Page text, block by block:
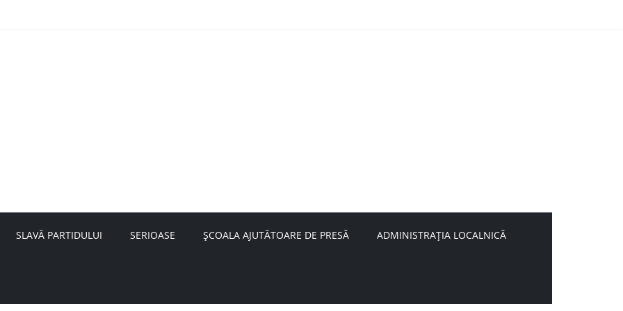
SLAVĂ PARTIDULUI SERIOASE ȘCOALA AJUTĂTOARE DE PRESĂ ADMINISTRAȚIA LOCALNICĂ